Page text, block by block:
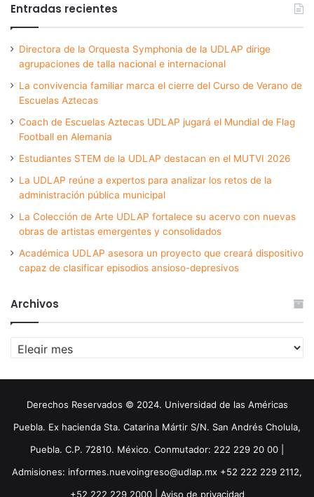
Entradas recientes
Directora de la Orquesta Symphonia de la UDLAP dirige
agrupaciones de talla nacional e internacional
La convivencia familiar marca el cierre del Curso de Verano de
Escuelas Aztecas
Coach de Escuelas Aztecas UDLAP jugará el Mundial de Flag
Football en Alemania
Estudiantes STEM de la UDLAP destacan en el MUTVI 2026
La UDLAP reúne a expertos para analizar los retos de la
administración pública municipal
La Colección de Arte UDLAP fortalece su acervo con nuevas
obras de artistas emergentes y consolidados
Académica UDLAP asesora un proyecto que creará dispositivo
capaz de clasificar episodios ansioso-depresivos
Archivos
Archivos
Derechos Reservados © 2024. Universidad de las Américas
Puebla. Ex hacienda Sta. Catarina Mártir S/N. San Andrés Cholula,
Puebla. C.P. 72810. México. Conmutador: 222 229 20 00 |
Admisiones: informes.nuevoingreso@udlap.mx +52 222 229 2112,
+52 222 229 2000 | Aviso de privacidad